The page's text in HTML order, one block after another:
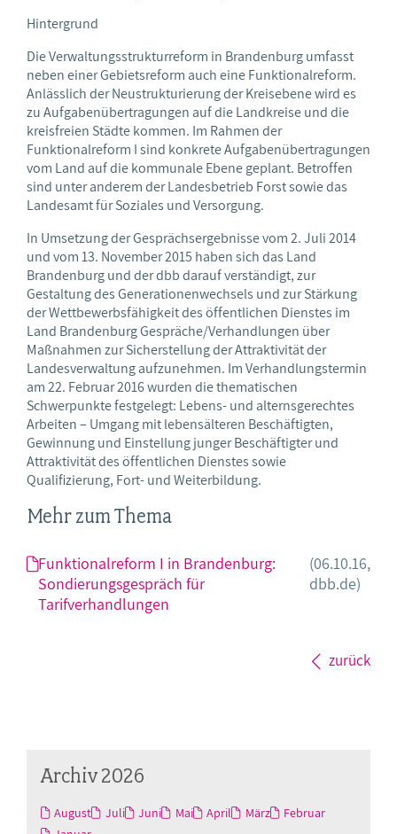
Hintergrund
Die Verwaltungsstrukturreform in Brandenburg umfasst
neben einer Gebietsreform auch eine Funktionalreform.
Anlässlich der Neustrukturierung der Kreisebene wird es
zu Aufgabenübertragungen auf die Landkreise und die
kreisfreien Städte kommen. Im Rahmen der
Funktionalreform I sind konkrete Aufgabenübertragungen
vom Land auf die kommunale Ebene geplant. Betroffen
sind unter anderem der Landesbetrieb Forst sowie das
Landesamt für Soziales und Versorgung.
In Umsetzung der Gesprächsergebnisse vom 2. Juli 2014
und vom 13. November 2015 haben sich das Land
Brandenburg und der dbb darauf verständigt, zur
Gestaltung des Generationenwechsels und zur Stärkung
der Wettbewerbsfähigkeit des öffentlichen Dienstes im
Land Brandenburg Gespräche/Verhandlungen über
Maßnahmen zur Sicherstellung der Attraktivität der
Landesverwaltung aufzunehmen. Im Verhandlungstermin
am 22. Februar 2016 wurden die thematischen
Schwerpunkte festgelegt: Lebens- und alternsgerechtes
Arbeiten – Umgang mit lebensälteren Beschäftigten,
Gewinnung und Einstellung junger Beschäftigter und
Attraktivität des öffentlichen Dienstes sowie
Qualifizierung, Fort- und Weiterbildung.
Mehr zum Thema
Funktionalreform I in Brandenburg:
Sondierungsgespräch für
Tarifverhandlungen
(06.10.16,
dbb.de)
zurück
Archiv 2026
August Juli Juni Mai April März
Februar